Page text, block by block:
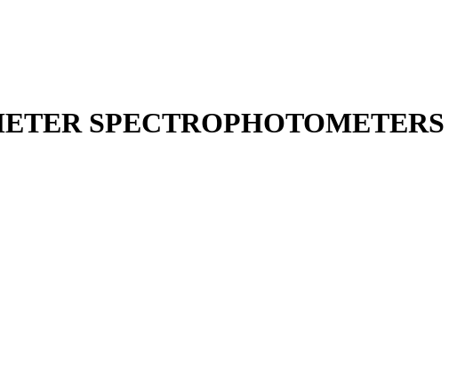
SPECTROPHOTOMETERS